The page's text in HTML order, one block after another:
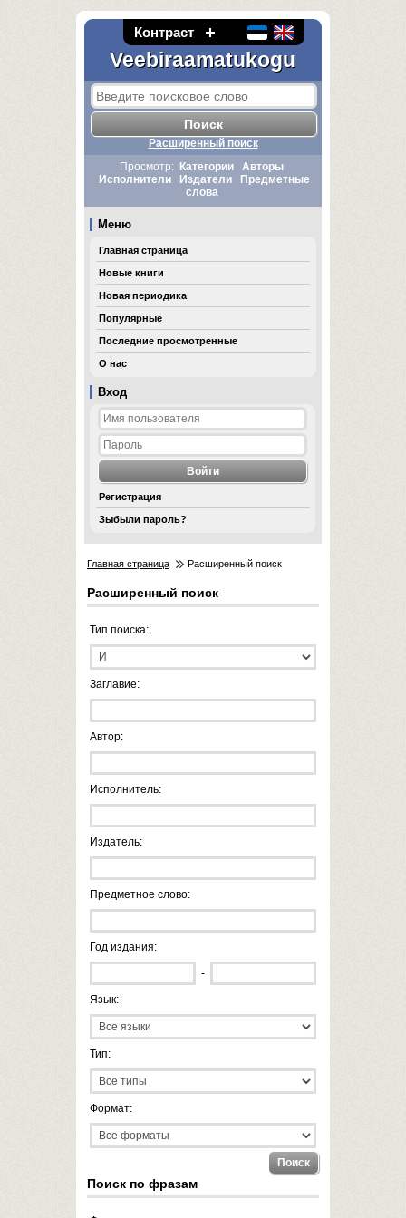
Контраст
Veebiraamatukogu
Вход
Регистрация
Зыбыли пароль?
Расширенный поиск
Просмотр:
Категории
Авторы
Исполнители
Издатели
Предметные
слова
Меню
Главная страница
Новые книги
Новая периодика
Популярные
Последние просмотренные
О нас
Главная страница Расширенный поиск
Расширенный поиск
Тип поиска:
Заглавие:
Автор:
Исполнитель:
Издатель:
Предметное слово:
Год издания:
-
Язык:
Тип:
Формат:
Поиск по фразам